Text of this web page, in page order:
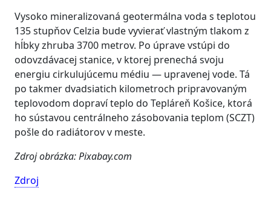
Vysoko mineralizovaná geotermálna voda s teplotou
135 stupňov Celzia bude vyvierať vlastným tlakom z
hĺbky zhruba 3700 metrov. Po úprave vstúpi do
odovzdávacej stanice, v ktorej prenechá svoju
energiu cirkulujúcemu médiu — upravenej vode. Tá
po takmer dvadsiatich kilometroch pripravovaným
teplovodom dopraví teplo do Tepláreň Košice, ktorá
ho sústavou centrálneho zásobovania teplom (SCZT)
pošle do radiátorov v meste.
Zdroj obrázka: Pixabay.com
Zdroj